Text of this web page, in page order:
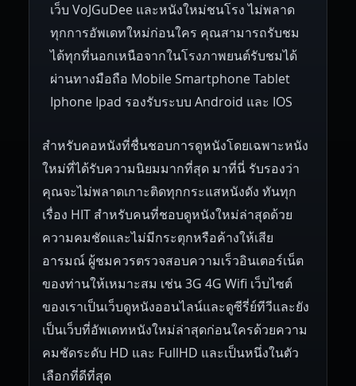
1937 1930
Czech Republic Brazil Turkey
เว็บ VoJGuDee และหนังใหม่ชนโรง ไม่พลาด
ทุกการอัพเดทใหม่ก่อนใคร คุณสามารถรับชม
ได้ทุกที่นอกเหนือจากในโรงภาพยนต์รับชมได้
ผ่านทางมือถือ Mobile Smartphone Tablet
Iphone Ipad รองรับระบบ Android และ IOS
สำหรับคอหนังที่ชื่นชอบการดูหนังโดยเฉพาะหนัง
ใหม่ที่ได้รับความนิยมมากที่สุด มาที่นี่ รับรองว่า
คุณจะไม่พลาดเกาะติดทุกกระแสหนังดัง ทันทุก
เรื่อง HIT สำหรับคนที่ชอบดูหนังใหม่ล่าสุดด้วย
ความคมชัดและไม่มีกระตุกหรือค้างให้เสีย
อารมณ์ ผู้ชมควรตรวจสอบความเร็วอินเตอร์เน็ต
ของท่านให้เหมาะสม เช่น 3G 4G Wifi เว็บไซต์
ของเราเป็นเว็บดูหนังออนไลน์และดูซีรี่ย์ทีวีและยัง
เป็นเว็บที่อัพเดทหนังใหม่ล่าสุดก่อนใครด้วยความ
คมชัดระดับ HD และ FullHD และเป็นหนึ่งในตัว
เลือกที่ดีที่สุด